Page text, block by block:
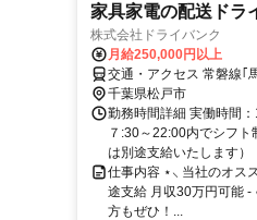
家具家電の配送ドラ
株式会社ドライバンク
月給250,000円以上
交通・アクセス 常磐線｢
千葉県松戸市
勤務時間詳細 実働時間
７:30～22:00内でシフ
は別途支給いたします）
仕事内容 ⋆⸜ 当社のオス
途支給 月収30万円可能
方もぜひ！...